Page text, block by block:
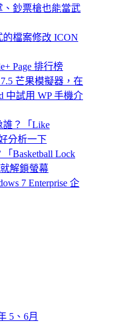
鈔票槍也能當武
檔案修改 ICON
Page 排行榜
7.5 芒果模擬器，在
中試用 WP 手機介
誰？「Like
分析一下
Basketball Lock
解鎖螢幕
7 Enterprise 企
5、6月